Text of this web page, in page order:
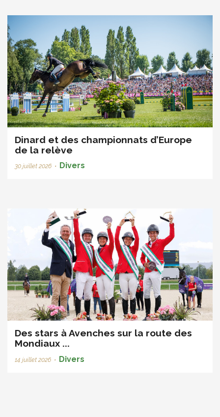
Dinard et des championnats d’Europe
de la relève
30 juillet 2026 • Divers
Des stars à Avenches sur la route des
Mondiaux ...
14 juillet 2026 • Divers